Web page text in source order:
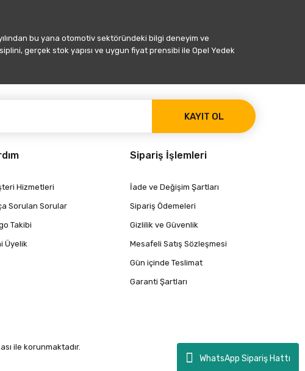
WhatsApp Sipariş Hattı
bu yana otomotiv sektöründeki bilgi deneyim ve
gerçek stok yapısı ve uygun fiyat prensibi ile Opel Yedek
KAYIT OL
Hizmetleri
Sorulan Sorular
Takibi
Üyelik
Sipariş İşlemleri
İade ve Değişim Şartları
Sipariş Ödemeleri
Gizlilik ve Güvenlik
Mesafeli Satış Sözleşmesi
Gün içinde Teslimat
Garanti Şartları
ile korunmaktadır.